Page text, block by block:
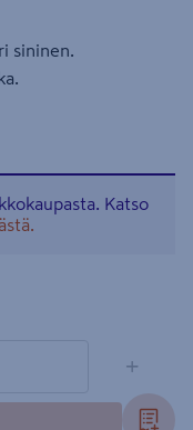
sininen.
Katso
+